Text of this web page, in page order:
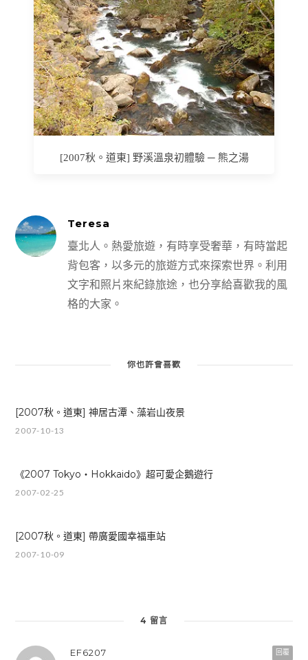
[2007秋。道東] 野溪溫泉初體驗 ─ 熊之湯
Teresa
臺北人。熱愛旅遊，有時享受奢華，有時當起
背包客，以多元的旅遊方式來探索世界。利用
文字和照片來紀錄旅途，也分享給喜歡我的風
格的大家。
你也許會喜歡
[2007秋。道東] 神居古潭、藻岩山夜景
2007-10-13
《2007 Tokyo‧Hokkaido》超可愛企鵝遊行
2007-02-25
[2007秋。道東] 帶廣愛國幸福車站
2007-10-09
4 留言
回覆
EF6207